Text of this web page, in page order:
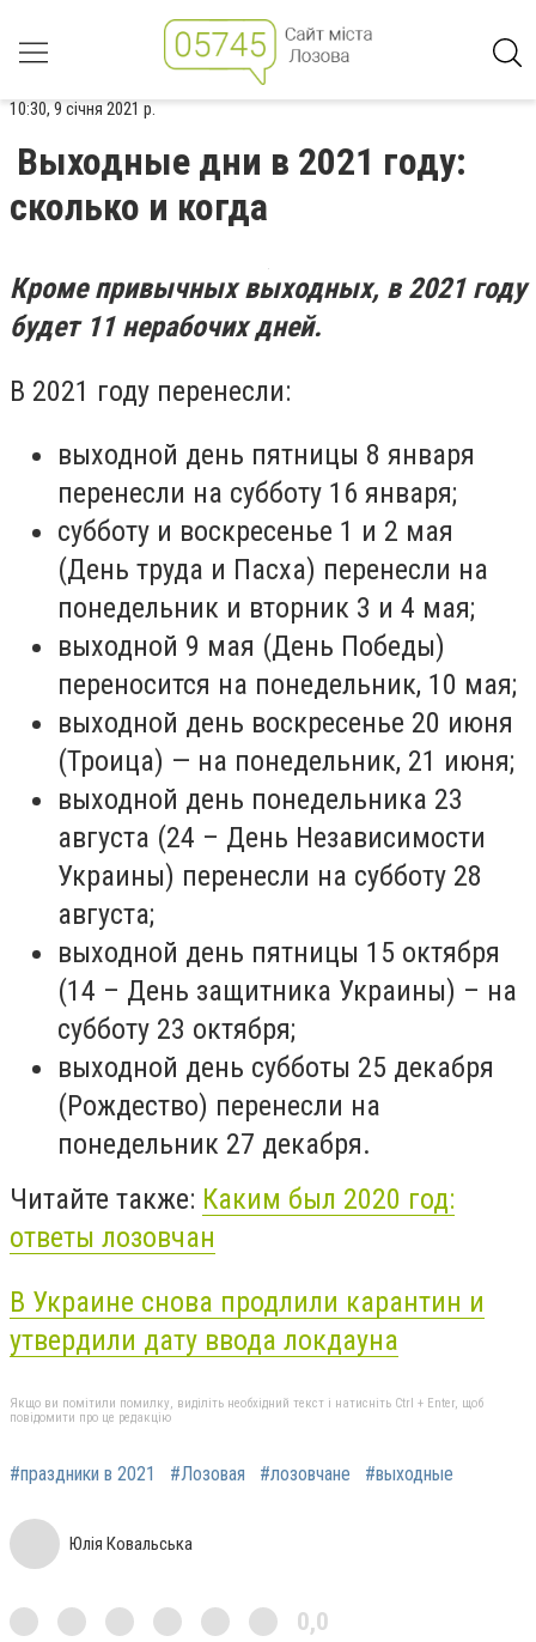
10:30, 9 січня 2021 р.
Выходные дни в 2021 году:
сколько и когда
Кроме привычных выходных, в 2021 году
будет 11 нерабочих дней.
В 2021 году перенесли:
выходной день пятницы 8 января
перенесли на субботу 16 января;
субботу и воскресенье 1 и 2 мая
(День труда и Пасха) перенесли на
понедельник и вторник 3 и 4 мая;
выходной 9 мая (День Победы)
переносится на понедельник, 10 мая;
выходной день воскресенье 20 июня
(Троица) — на понедельник, 21 июня;
выходной день понедельника 23
августа (24 – День Независимости
Украины) перенесли на субботу 28
августа;
выходной день пятницы 15 октября
(14 – День защитника Украины) – на
субботу 23 октября;
выходной день субботы 25 декабря
(Рождество) перенесли на
понедельник 27 декабря.
Читайте также: Каким был 2020 год:
ответы лозовчан
В Украине снова продлили карантин и
утвердили дату ввода локдауна
Якщо ви помітили помилку, виділіть необхідний текст і натисніть Ctrl + Enter, щоб
повідомити про це редакцію
#праздники в 2021 #Лозовая #лозовчане #выходные
Юлія Ковальська
0,0